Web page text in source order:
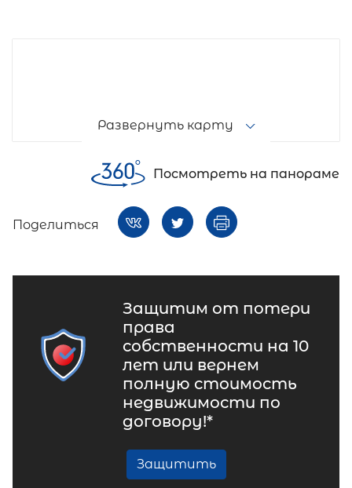
Развернуть карту
Посмотреть на панораме
Поделиться
Защитим от потери
права
собственности на 10
лет или вернем
полную стоимость
недвижимости по
договору!*
Защитить